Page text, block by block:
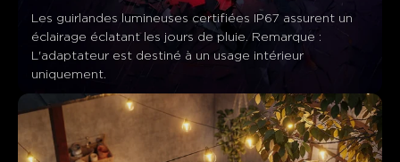
Les guirlandes lumineuses certifiées IP67 assurent un
éclairage éclatant les jours de pluie. Remarque :
L'adaptateur est destiné à un usage intérieur
uniquement.